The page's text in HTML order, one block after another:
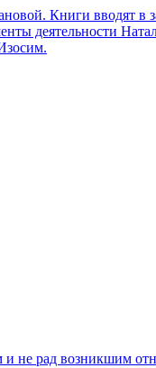
Книги вводят в
деятельности
не рад возникшим